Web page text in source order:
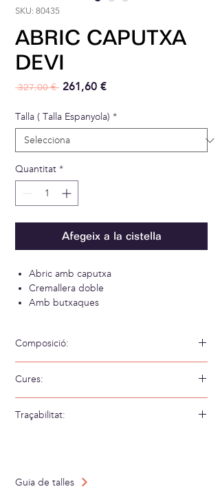
SKU: 80435
ABRIC CAPUTXA
DEVI
327,00 € Preu normal
261,60 €Preu d'oferta
Talla ( Talla Espanyola) *
Quantitat *
Afegeix a la cistella
Abric amb caputxa
Cremallera doble
Amb butxaques
Composició:
Poliamida 2% Lycra
Cures:
Traçabilitat:
Guia de talles